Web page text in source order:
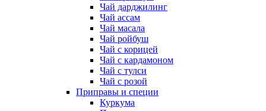
Чай дарджилинг
Чай ассам
Чай масала
Чай ройбуш
Чай с корицей
Чай с кардамоном
Чай с тулси
Чай с розой
Приправы и специи
Куркума